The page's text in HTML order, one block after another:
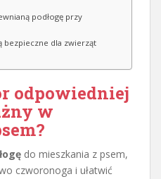
podłogę przy
bezpieczne dla zwierząt
odpowiedniej
w
do mieszkania z psem,
czworonoga i ułatwić